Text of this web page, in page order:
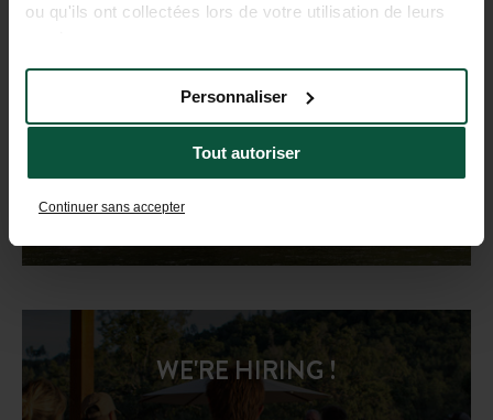
ou qu'ils ont collectées lors de votre utilisation de leurs
Tout autoriser
Personnaliser
Continuer sans accepter
Get inspired!
WE'RE HIRING !